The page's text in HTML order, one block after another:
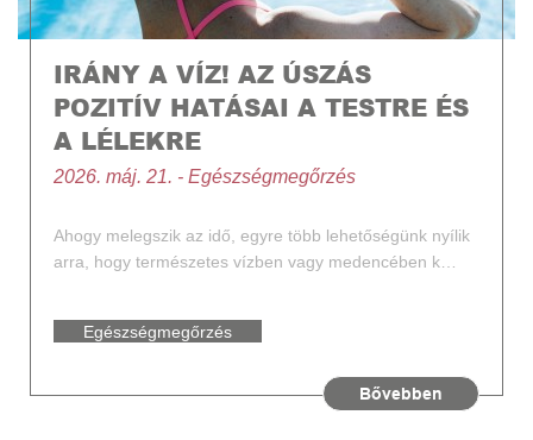
IRÁNY A VÍZ! AZ ÚSZÁS
POZITÍV HATÁSAI A TESTRE ÉS
A LÉLEKRE
2026. máj. 21. - Egészségmegőrzés
Ahogy melegszik az idő, egyre több lehetőségünk nyílik
arra, hogy természetes vízben vagy medencében k…
Egészségmegőrzés
Bővebben